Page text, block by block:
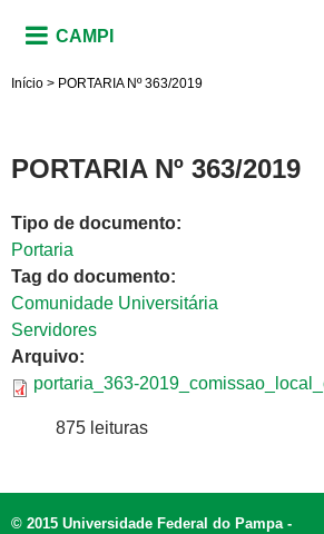
CAMPI
Início > PORTARIA Nº 363/2019
PORTARIA Nº 363/2019
Tipo de documento:
Portaria
Tag do documento:
Comunidade Universitária
Servidores
Arquivo:
portaria_363-
875 leituras
© 2015 Universidade Federal do Pampa -